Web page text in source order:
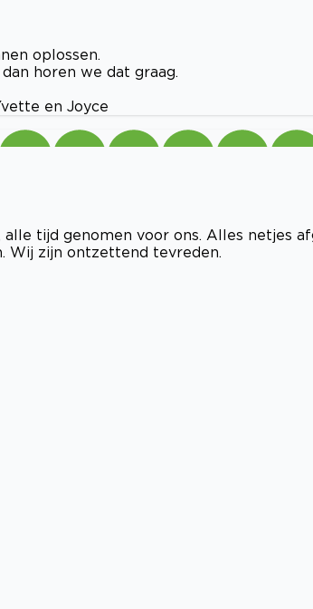
oplossen.
horen we dat graag.
en Joyce
tijd genomen voor ons. Alles netjes
Wij zijn ontzettend tevreden.